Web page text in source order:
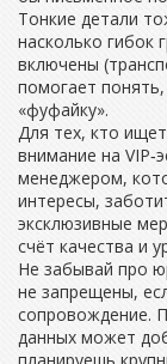
Тонкие детали
насколько гибок
включены
помогает
«фуфайку».
Для тех, кто
внимание на
менеджером,
интересы,
эксклюзивные
счёт качества и
Не забывай про
не запрещены,
сопровождение.
данных может